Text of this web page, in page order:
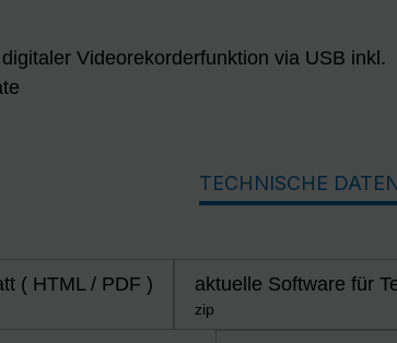
Videorekorderfunktion via USB inkl.
TECHNISCHE
( HTML / PDF ) aktuelle Software für
zip